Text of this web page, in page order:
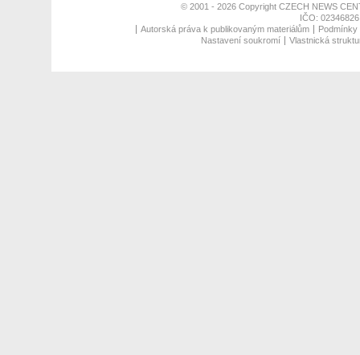
© 2001 - 2026 Copyright CZECH NEWS
IČO:
Autorská práva k publikovaným materiálům
Nastavení soukromí
Vlastnická